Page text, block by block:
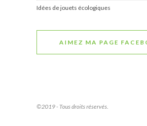
Idées de jouets écologiques
AIMEZ MA PAGE
©2019 - Tous droits réservés.